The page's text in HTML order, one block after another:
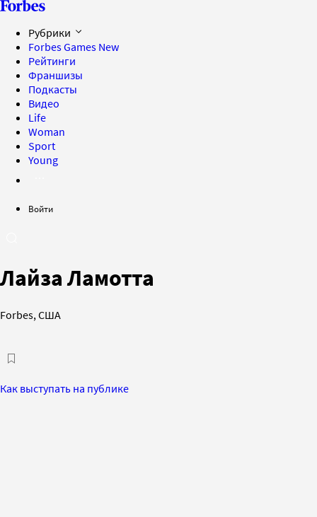
Рубрики
Forbes Games New
Рейтинги
Франшизы
Подкасты
Видео
Life
Woman
Sport
Young
Войти
Лайза Ламотта
Forbes, США
Как выступать на публике